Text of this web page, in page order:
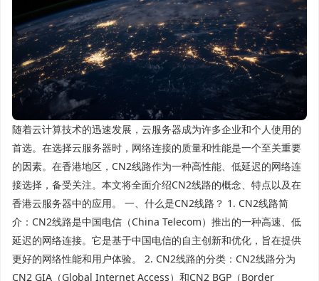
随着云计算技术的迅速发展，云服务器成为许多企业和个人使用的
首选。在选择云服务器时，网络连接的质量和性能是一个至关重要
的因素。在香港地区，CN2线路作为一种高性能、低延迟的网络连
接选择，备受关注。本文将全面介绍CN2线路的概念、特点以及在
香港云服务器中的应用。 一、什么是CN2线路？ 1. CN2线路简
介：CN2线路是中国电信（China Telecom）推出的一种高速、低
延迟的网络连接。它是基于中国电信的自主创新和优化，旨在提供
更好的网络性能和用户体验。 2. CN2线路的分类：CN2线路分为
CN2 GIA（Global Internet Access）和CN2 BGP（Border